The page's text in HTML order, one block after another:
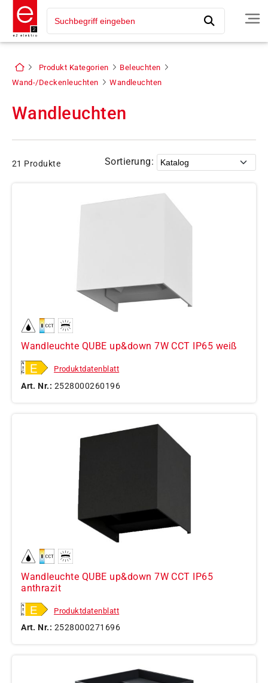
Produkt Kategorien
Beleuchten
Wand-/Deckenleuchten
Wandleuchten
Wandleuchten
21 Produkte Sortierung:
Wandleuchte QUBE up&down 7W CCT IP65 weiß
Produktdatenblatt
Art. Nr.: 2528000260196
Wandleuchte QUBE up&down 7W CCT IP65
anthrazit
Produktdatenblatt
Art. Nr.: 2528000271696